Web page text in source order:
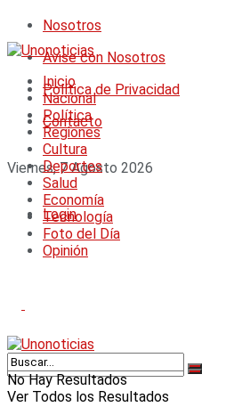
Nosotros
Avise con Nosotros
Política de Privacidad
Contacto
Viernes, 7 Agosto 2026
Login
Inicio
Nacional
Política
Regiones
Cultura
Deportes
Salud
Economía
Tecnología
Foto del Día
Opinión
No Hay Resultados
Ver Todos los Resultados